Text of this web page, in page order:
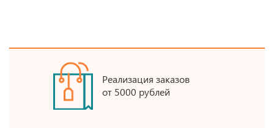
Реализация заказов
от 5000 рублей